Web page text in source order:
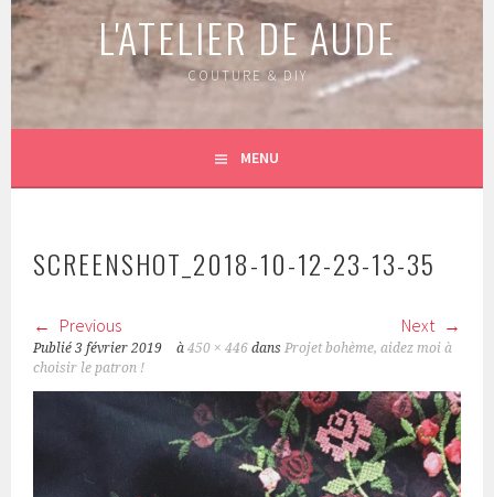
L'ATELIER DE AUDE
COUTURE & DIY
MENU
SCREENSHOT_2018-10-12-23-13-35
Previous Next
Publié3 février 2019 à450 × 446 dansProjet bohème, aidez moi à
choisir le patron !